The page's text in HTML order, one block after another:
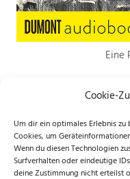
Cookie-
Um dir ein optimales Erlebnis
Cookies, um
Wenn du diesen Technologien
Surfverhalten oder eindeutige
deine Zustimmung nicht erteilst
Eine
*Hierbei handelt es sich um
bestellst, erhalte ich eine kleine